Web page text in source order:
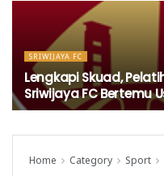
SRIWIJAYA FC
Lengkapi Skuad,
Sriwijaya FC Bertemu
Home Category Sport